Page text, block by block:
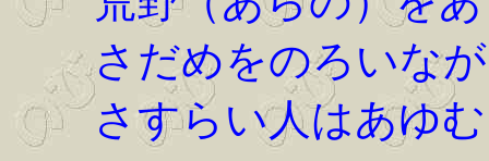
さだめをのろいな
さすらい人はあゆむ